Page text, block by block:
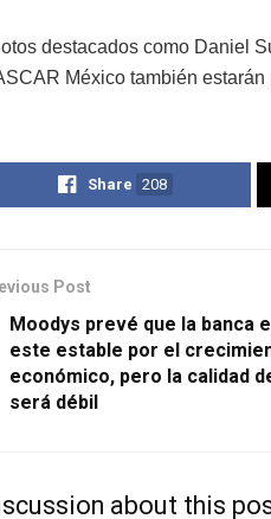
destacados como Daniel
México también
Share 208
Post
Moodys prevé que la banca
este estable por el
económico, pero la calidad
será débil
about this